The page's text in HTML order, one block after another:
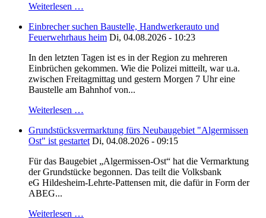
Weiterlesen …
Einbrecher suchen Baustelle, Handwerkerauto und
Feuerwehrhaus heim Di, 04.08.2026 - 10:23
In den letzten Tagen ist es in der Region zu mehreren
Einbrüchen gekommen. Wie die Polizei mitteilt, war u.a.
zwischen Freitagmittag und gestern Morgen 7 Uhr eine
Baustelle am Bahnhof von...
Weiterlesen …
Grundstücksvermarktung fürs Neubaugebiet "Algermissen
Ost" ist gestartet Di, 04.08.2026 - 09:15
Für das Baugebiet „Algermissen-Ost“ hat die Vermarktung
der Grundstücke begonnen. Das teilt die Volksbank
eG Hildesheim-Lehrte-Pattensen mit, die dafür in Form der
ABEG...
Weiterlesen …